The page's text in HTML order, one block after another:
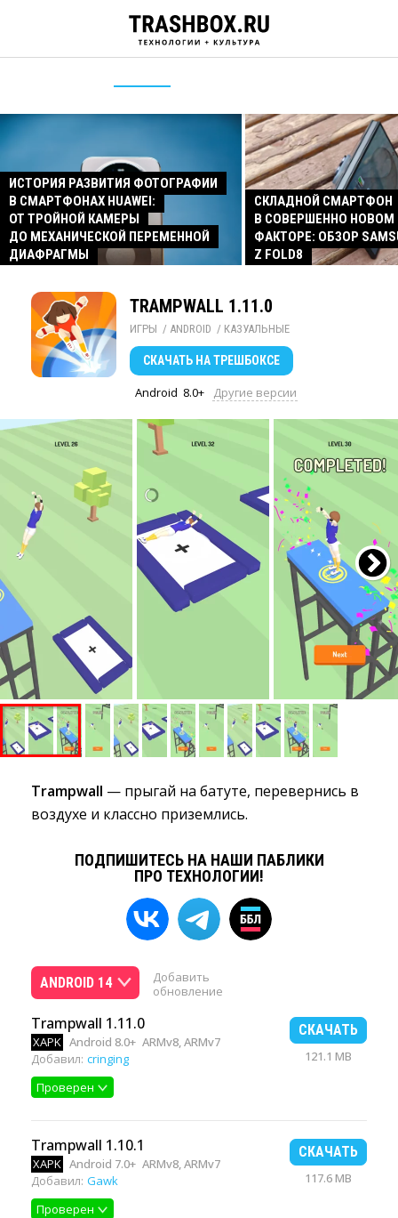
ИСТОРИЯ РАЗВИТИЯ ФОТОГРАФИИ
В СМАРТФОНАХ HUAWEI:
ОТ ТРОЙНОЙ КАМЕРЫ
ДО МЕХАНИЧЕСКОЙ ПЕРЕМЕННОЙ
ДИАФРАГМЫ
СКЛАДНОЙ СМАРТФОН
В СОВЕРШЕННО
ФАКТОРЕ: ОБЗОР
Z FOLD8
TRAMPWALL 1.11.0
ИГРЫ / ANDROID / КАЗУАЛЬНЫЕ
СКАЧАТЬ НА ТРЕШБОКСЕ
Android 8.0+ Другие версии
Trampwall — прыгай на батуте, перевернись в
воздухе и классно приземлись.
ПОДПИШИТЕСЬ НА НАШИ ПАБЛИКИ
ПРО ТЕХНОЛОГИИ!
ANDROID 14
Добавить
обновление
Trampwall 1.11.0
XAPK Android 8.0+ ARMv8, ARMv7
Добавил: cringing
Проверен
СКАЧАТЬ
121.1 MB
Trampwall 1.10.1
XAPK Android 7.0+ ARMv8, ARMv7
Добавил: Gawk
Проверен
СКАЧАТЬ
117.6 MB